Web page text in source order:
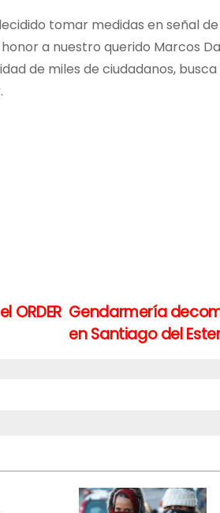
tomar medidas en señal
a nuestro querido Marcos
de miles de ciudadanos,
Gendarmería
en Santiago del
ORDER